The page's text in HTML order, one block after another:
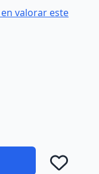
valorar este